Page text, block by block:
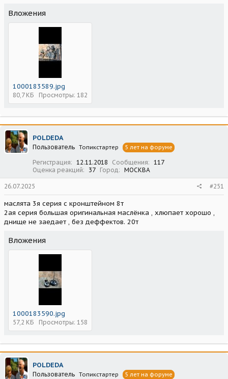
Вложения
1000183589.jpg
80,7 КБ Просмотры: 182
POLDEDA
Пользователь Топикстартер 5 лет на форуме
Регистрация 12.11.2018 Сообщения
117
Оценка реакций
37 Город МОСКВА
26.07.2025 #251
маслята 3я серия с кронштейном 8т
2ая серия большая оригинальная маслёнка , хлюпает хорошо ,
днище не заедает , без деффектов. 20т
Вложения
1000183590.jpg
57,2 КБ Просмотры: 158
POLDEDA
Пользователь Топикстартер 5 лет на форуме